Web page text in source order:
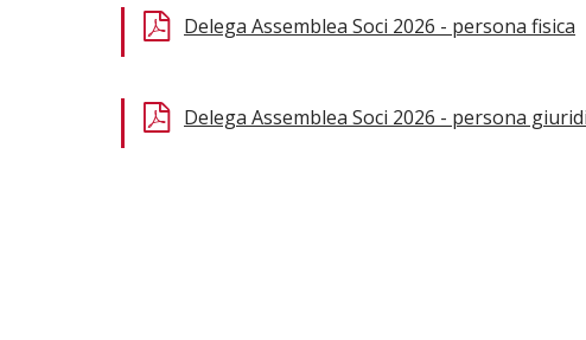
Delega Assemblea Soci 2026 - persona fisica
Delega Assemblea Soci 2026 - persona